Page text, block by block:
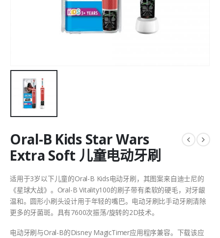
Oral-B Kids Star Wars
Extra Soft 儿童电动牙刷
适用于3岁以下儿童的Oral-B Kids电动牙刷，其图案来自迪士尼的
《星球大战》。Oral-B Vitality100的刷子带有柔软的硬毛，对牙龈
温和。圆形小刷头设计用于年轻的嘴巴。电动牙刷比手动牙刷清除
更多的牙菌斑。具有7600次振荡/旋转的2D技术。
电动牙刷与Oral-B的Disney MagicTimer应用程序兼容。下载该应